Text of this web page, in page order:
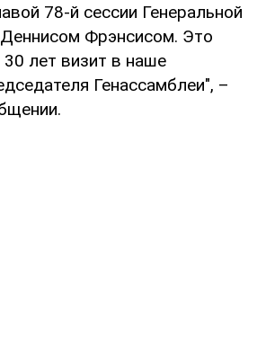
78-й сессии Генеральной
Фрэнсисом. Это
лет визит в наше
Генассамблеи", –